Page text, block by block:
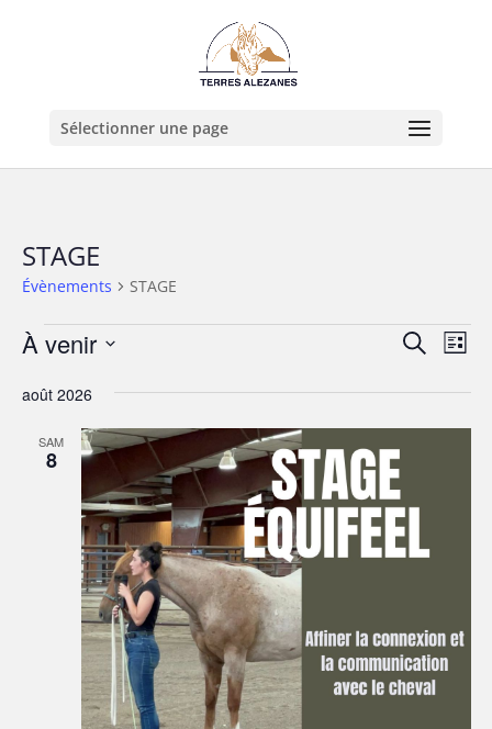
Sélectionner une page
STAGE
Évènements STAGE
Évènements
de
vues
Recherche
de
Liste
À venir
une
août 2026
SAM
8